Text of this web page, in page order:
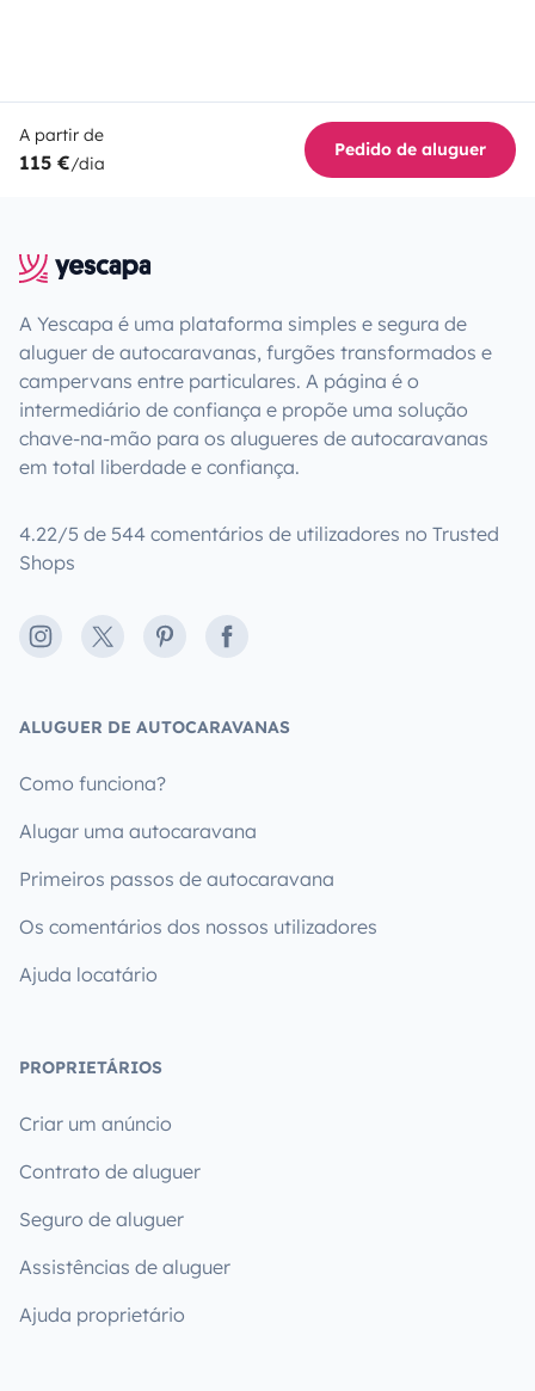
A partir de
115 €/dia
Pedido de aluguer
A Yescapa é uma plataforma simples e segura de
aluguer de autocaravanas, furgões transformados e
campervans entre particulares. A página é o
intermediário de confiança e propõe uma solução
chave-na-mão para os alugueres de autocaravanas
em total liberdade e confiança.
4.22/5 de 544 comentários de utilizadores no Trusted
Shops
Instagram
X PinterestFacebook
ALUGUER DE AUTOCARAVANAS
Como funciona?
Alugar uma autocaravana
Primeiros passos de autocaravana
Os comentários dos nossos utilizadores
Ajuda locatário
PROPRIETÁRIOS
Criar um anúncio
Contrato de aluguer
Seguro de aluguer
Assistências de aluguer
Ajuda proprietário